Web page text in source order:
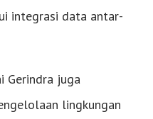
integrasi data antar-
Gerindra juga
lingkungan